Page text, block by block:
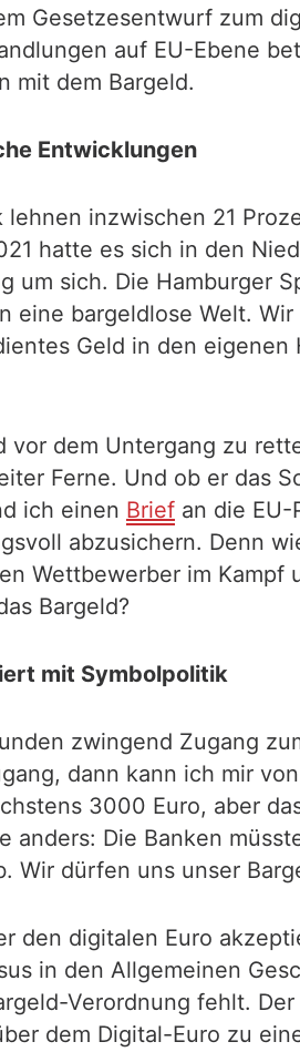
Gesetzesentwurf zum
auf EU-Ebene
mit dem Bargeld.
Entwicklungen
inzwischen 21
hatte es sich in den
sich. Die Hamburger
eine bargeldlose Welt.
Geld in den
dem Untergang zu
Ferne. Und ob er das
ich einen Brief an die EU-
abzusichern. Denn
Wettbewerber im Kampf
Bargeld?
mit Symbolpolitik
zwingend Zugang
dann kann ich mir
3000 Euro, aber
anders: Die Banken
Wir dürfen uns unser
den digitalen Euro
in den Allgemeinen
Verordnung fehlt.
dem Digital-Euro zu